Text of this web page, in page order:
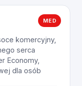
MED
komercyjny,
serca
Economy,
dla osób